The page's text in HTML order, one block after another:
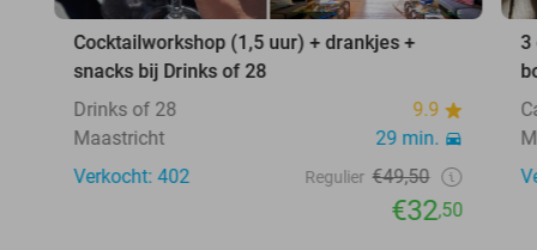
Cocktailworkshop (1,5 uur) + drankjes +
snacks bij Drinks of 28
Drinks of 28
9.9
Maastricht
29 min.
Verkocht: 402
Regulier €49,50
€32,50
3